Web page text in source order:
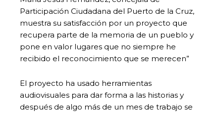
Participación Ciudadana del Puerto de la Cruz,
muestra su satisfacción por un proyecto que
recupera parte de la memoria de un pueblo y
pone en valor lugares que no siempre he
recibido el reconocimiento que se merecen”
El proyecto ha usado herramientas
audiovisuales para dar forma a las historias y
después de algo más de un mes de trabajo se